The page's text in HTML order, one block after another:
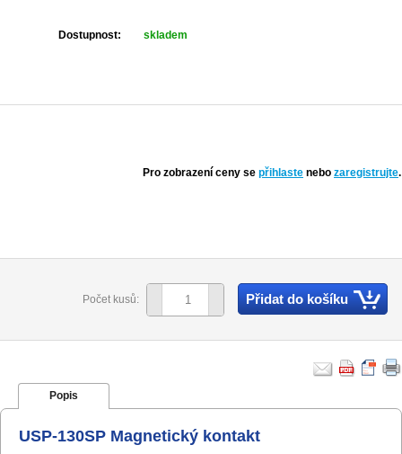
Dostupnost: skladem
Pro zobrazení ceny se přihlaste nebo zaregistrujte.
Počet kusů: Přidat do košíku
Popis
USP-130SP Magnetický kontakt